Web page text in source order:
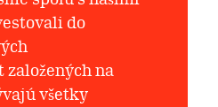
do
na
všetky